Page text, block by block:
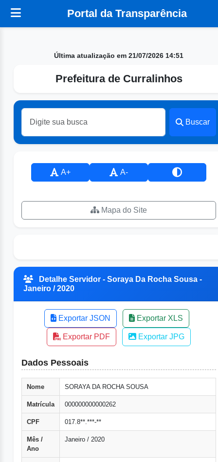
Portal da Transparência
Última atualização em 21/07/2026 14:51
Prefeitura de Curralinhos
Buscar
A+ A-
Mapa do Site
Detalhe Servidor - Soraya Da Rocha Sousa -
Janeiro / 2020
Exportar JSON Exportar XLS
Exportar PDF Exportar JPG
Dados Pessoais
Nome SORAYA DA ROCHA SOUSA
Matrícula 000000000000262
CPF 017.8**.***-**
Mês /
Ano
Janeiro / 2020